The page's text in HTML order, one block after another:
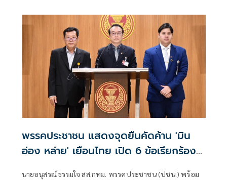
พรรคประชาชน แสดงจุดยืนคัดค้าน 'มิน
อ่อง หล่าย' เยือนไทย เปิด 6 ข้อเรียกร้อง
นายอนุสรณ์ ธรรมใจ สส.กทม. พรรคประชาชน (ปชน.) พร้อม